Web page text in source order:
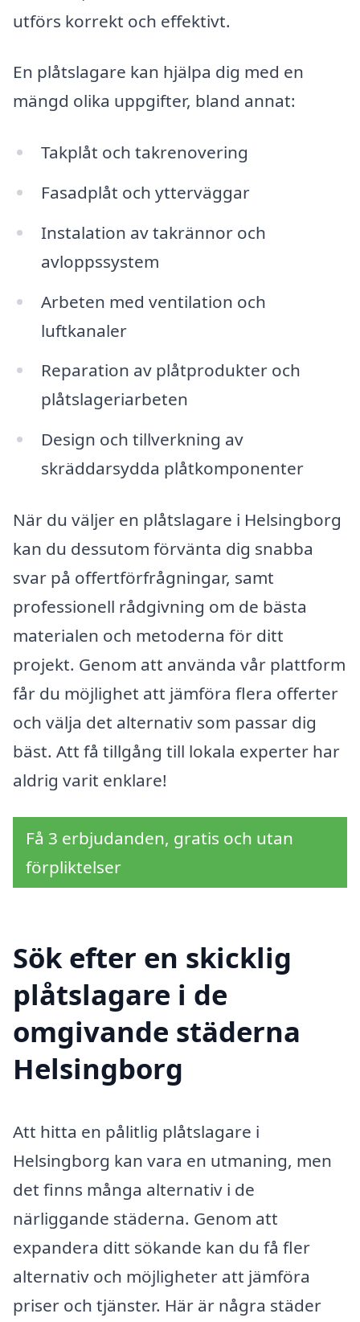
utförs korrekt och effektivt.
En plåtslagare kan hjälpa dig med en
mängd olika uppgifter, bland annat:
Takplåt och takrenovering
Fasadplåt och ytterväggar
Instalation av takrännor och
avloppssystem
Arbeten med ventilation och
luftkanaler
Reparation av plåtprodukter och
plåtslageriarbeten
Design och tillverkning av
skräddarsydda plåtkomponenter
När du väljer en plåtslagare i Helsingborg
kan du dessutom förvänta dig snabba
svar på offertförfrågningar, samt
professionell rådgivning om de bästa
materialen och metoderna för ditt
projekt. Genom att använda vår plattform
får du möjlighet att jämföra flera offerter
och välja det alternativ som passar dig
bäst. Att få tillgång till lokala experter har
aldrig varit enklare!
Få 3 erbjudanden, gratis och utan
förpliktelser
Sök efter en skicklig
plåtslagare i de
omgivande städerna
Helsingborg
Att hitta en pålitlig plåtslagare i
Helsingborg kan vara en utmaning, men
det finns många alternativ i de
närliggande städerna. Genom att
expandera ditt sökande kan du få fler
alternativ och möjligheter att jämföra
priser och tjänster. Här är några städer